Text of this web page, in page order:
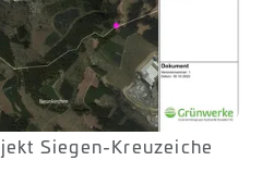
Siegen-Kreuzeiche